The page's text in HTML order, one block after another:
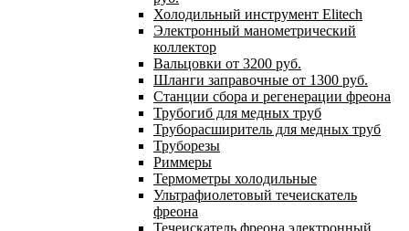
Холодильный инструмент Elitech
Электронный манометрический
коллектор
Вальцовки от 3200 руб.
Шланги заправочные от 1300 руб.
Станции сбора и регенерации фреона
Трубогиб для медных труб
Труборасширитель для медных труб
Труборезы
Риммеры
Термометры холодильные
Ультрафиолетовый течеискатель
фреона
Течеискатель фреона электронный